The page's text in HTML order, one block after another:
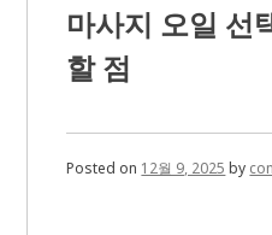
마사지 오일 선
할 점
Posted on 12월 9, 2025 by